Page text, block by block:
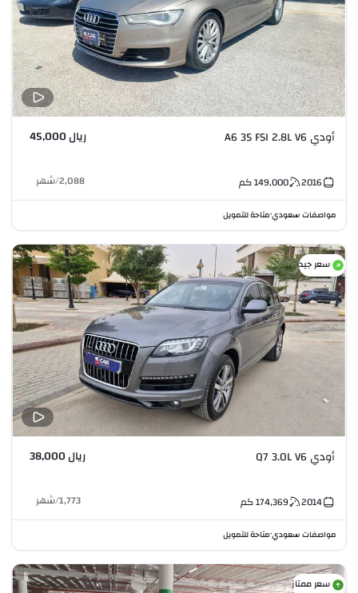
أودي A6 35 FSI 2.8L V6 ريال 45,000
2016
149,000كم 2,088
/شهر
مواصفات سعودي•متاحة للتمويل
سعر جيد
أودي Q7 3.0L V6 ريال 38,000
2014
174,369كم 1,773
/شهر
مواصفات سعودي•متاحة للتمويل
سعر ممتاز